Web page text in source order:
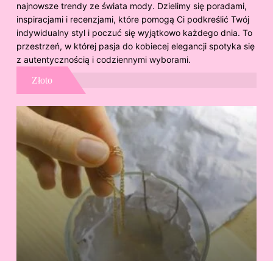
najnowsze trendy ze świata mody. Dzielimy się poradami,
inspiracjami i recenzjami, które pomogą Ci podkreślić Twój
indywidualny styl i poczuć się wyjątkowo każdego dnia. To
przestrzeń, w której pasja do kobiecej elegancji spotyka się
z autentycznością i codziennymi wyborami.
Złoto